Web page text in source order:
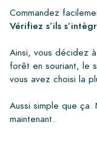
Commandez
Vérifiez s’ils
Ainsi, vous décidez
forêt en souriant, le
vous avez choisi la
Aussi simple que ça.
maintenant.